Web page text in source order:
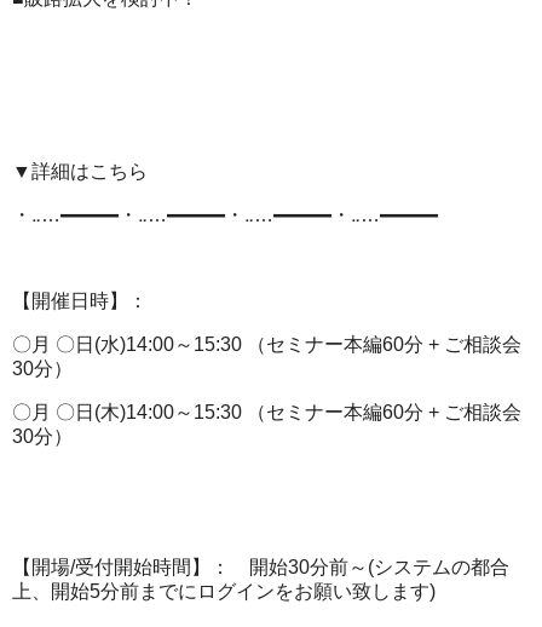
▼詳細はこちら
・‥…━━━・‥…━━━・‥…━━━・‥…━━━
【開催日時】：
〇月 〇日(水)14:00～15:30 （セミナー本編60分 + ご相談会
30分）
〇月 〇日(木)14:00～15:30 （セミナー本編60分 + ご相談会
30分）
【開場/受付開始時間】： 開始30分前～(システムの都合
上、開始5分前までにログインをお願い致します)